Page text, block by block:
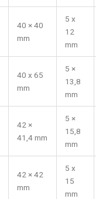
40 × 40
mm
5 x
12
mm
40 x 65
mm
5 ×
13,8
mm
42 ×
41,4 mm
5 ×
15,8
mm
42 × 42
mm
5 x
15
mm